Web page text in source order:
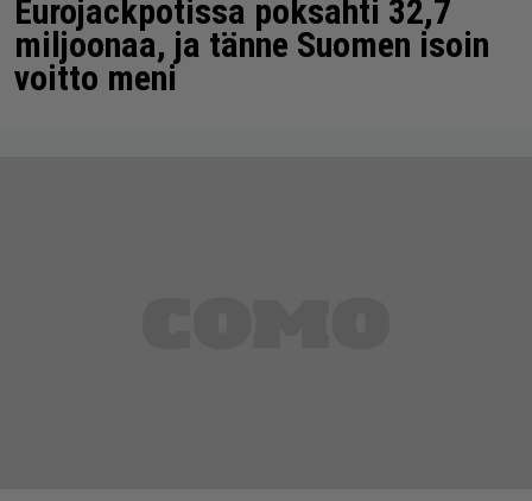
Eurojackpotissa poksahti 32,7
miljoonaa, ja tänne Suomen isoin
voitto meni